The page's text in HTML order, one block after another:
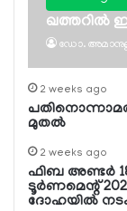
ഖത്തറില്‍
ഡോ.
2 weeks ago
മുതല്‍
2 weeks ago
ഫിബ അണ്ടര്‍
ടൂര്‍ണമെന്റ്
ദോഹയില്‍